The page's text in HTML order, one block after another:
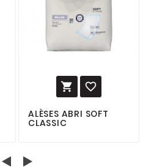
 
ALÈSES ABRI SOFT
CLASSIC